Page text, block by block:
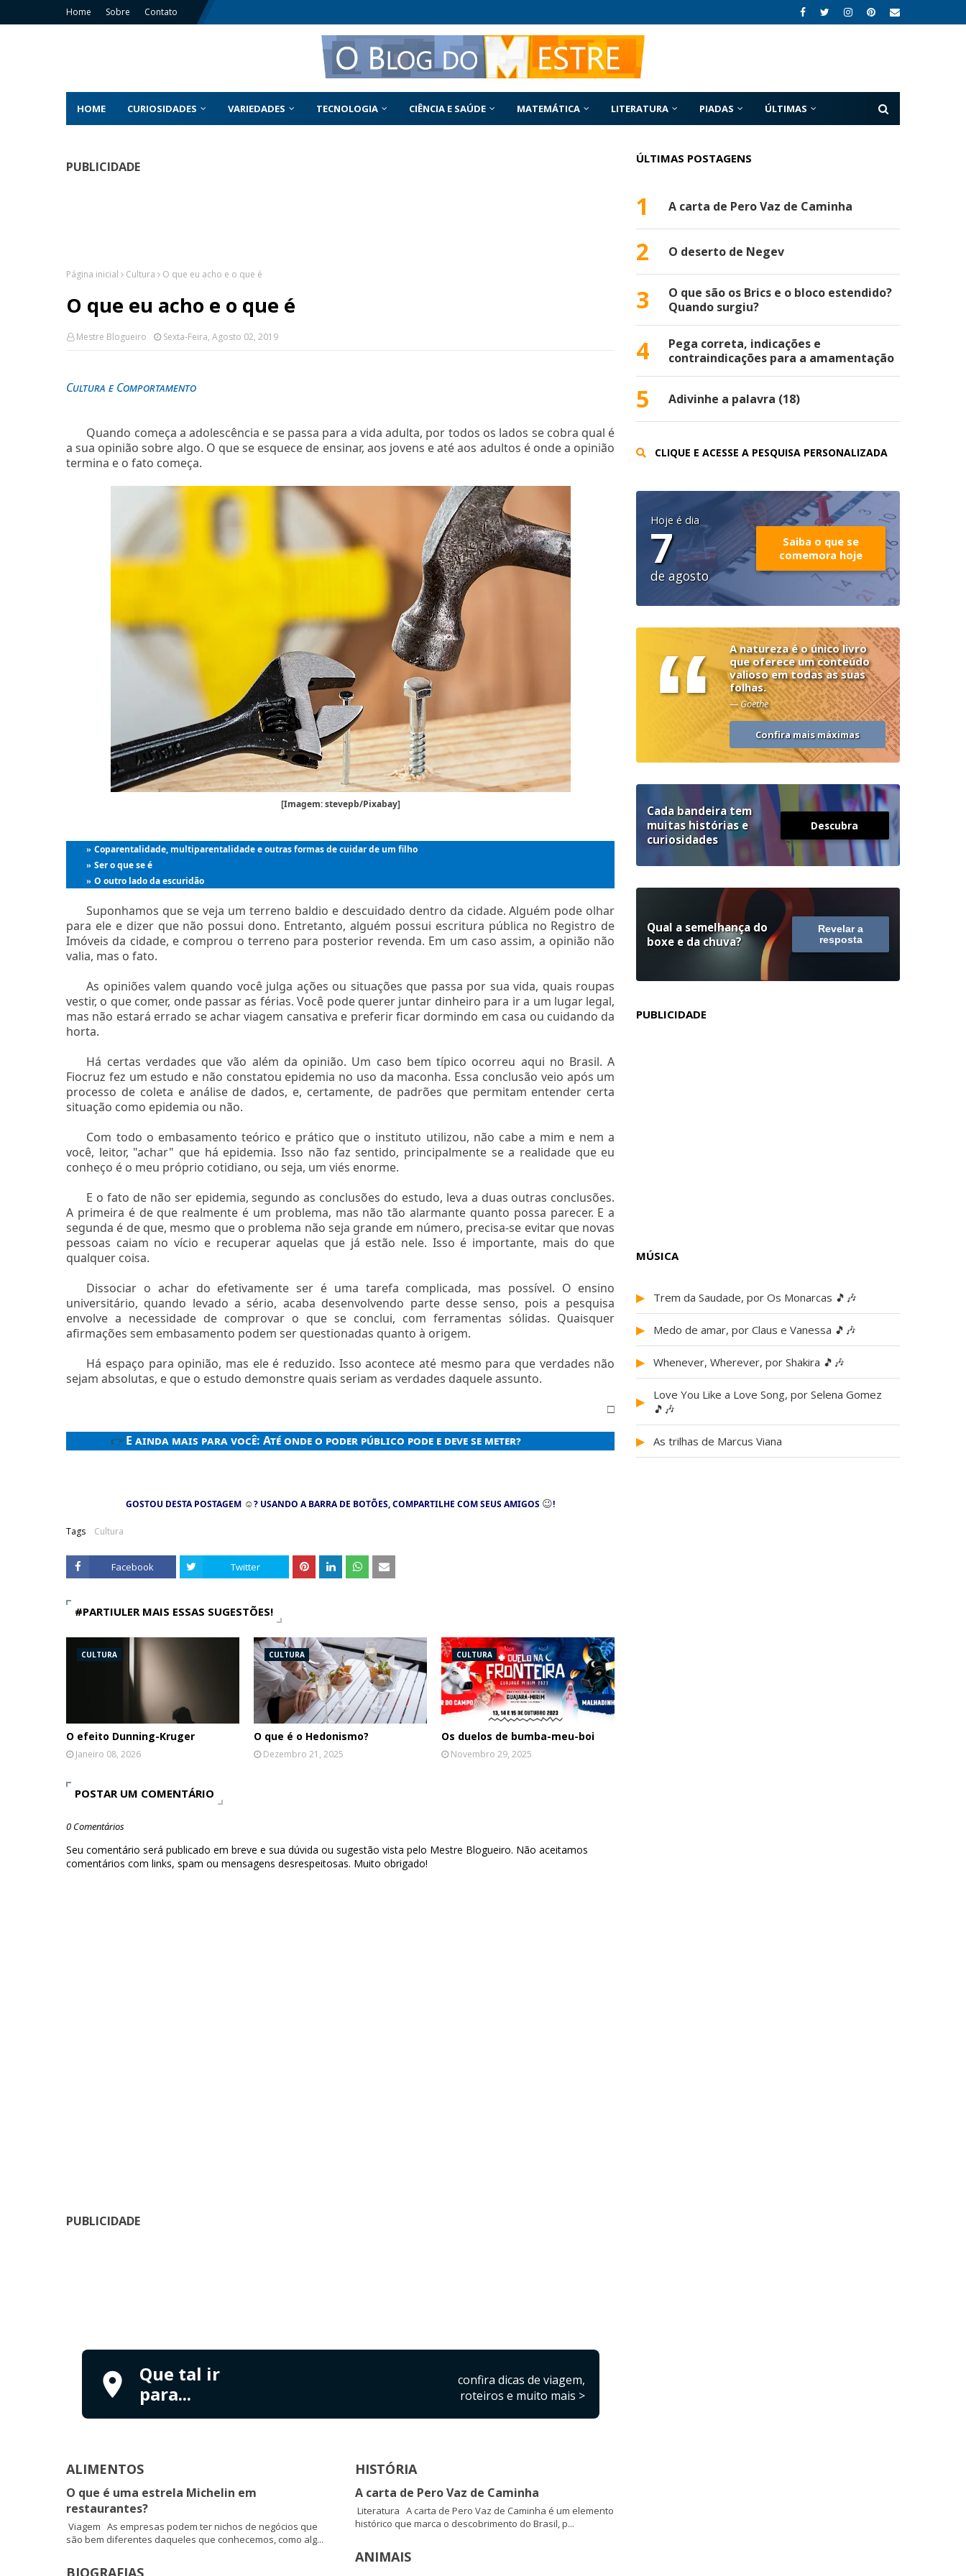
Home Sobre Contato
HOME CURIOSIDADES VARIEDADES TECNOLOGIA CIÊNCIA E SAÚDE MATEMÁTICA LITERATURA PIADAS ÚLTIMAS
PUBLICIDADE
Página inicial Cultura O que eu acho e o que é
O que eu acho e o que é
Mestre Blogueiro Sexta-Feira, Agosto 02, 2019
Cultura e Comportamento
Quando começa a adolescência e se passa para a vida adulta, por todos os lados se cobra qual é
a sua opinião sobre algo. O que se esquece de ensinar, aos jovens e até aos adultos é onde a opinião
termina e o fato começa.
[Imagem: stevepb/Pixabay]
» Coparentalidade, multiparentalidade e outras formas de cuidar de um filho
» Ser o que se é
» O outro lado da escuridão
Suponhamos que se veja um terreno baldio e descuidado dentro da cidade. Alguém pode olhar
para ele e dizer que não possui dono. Entretanto, alguém possui escritura pública no Registro de
Imóveis da cidade, e comprou o terreno para posterior revenda. Em um caso assim, a opinião não
valia, mas o fato.
As opiniões valem quando você julga ações ou situações que passa por sua vida, quais roupas
vestir, o que comer, onde passar as férias. Você pode querer juntar dinheiro para ir a um lugar legal,
mas não estará errado se achar viagem cansativa e preferir ficar dormindo em casa ou cuidando da
horta.
Há certas verdades que vão além da opinião. Um caso bem típico ocorreu aqui no Brasil. A
Fiocruz fez um estudo e não constatou epidemia no uso da maconha. Essa conclusão veio após um
processo de coleta e análise de dados, e, certamente, de padrões que permitam entender certa
situação como epidemia ou não.
Com todo o embasamento teórico e prático que o instituto utilizou, não cabe a mim e nem a
você, leitor, "achar" que há epidemia. Isso não faz sentido, principalmente se a realidade que eu
conheço é o meu próprio cotidiano, ou seja, um viés enorme.
E o fato de não ser epidemia, segundo as conclusões do estudo, leva a duas outras conclusões.
A primeira é de que realmente é um problema, mas não tão alarmante quanto possa parecer. E a
segunda é de que, mesmo que o problema não seja grande em número, precisa-se evitar que novas
pessoas caiam no vício e recuperar aquelas que já estão nele. Isso é importante, mais do que
qualquer coisa.
Dissociar o achar do efetivamente ser é uma tarefa complicada, mas possível. O ensino
universitário, quando levado a sério, acaba desenvolvendo parte desse senso, pois a pesquisa
envolve a necessidade de comprovar o que se conclui, com ferramentas sólidas. Quaisquer
afirmações sem embasamento podem ser questionadas quanto à origem.
Há espaço para opinião, mas ele é reduzido. Isso acontece até mesmo para que verdades não
sejam absolutas, e que o estudo demonstre quais seriam as verdades daquele assunto.
□
👉E ainda mais para você: Até onde o poder público pode e deve se meter?
GOSTOU DESTA POSTAGEM ☺? USANDO A BARRA DE BOTÕES, COMPARTILHE COM SEUS AMIGOS 😉!
Tags Cultura
Facebook Twitter
#PARTIULER MAIS ESSAS SUGESTÕES!
CULTURA
O efeito Dunning-Kruger
Janeiro 08, 2026
CULTURA
O que é o Hedonismo?
Dezembro 21, 2025
CULTURA
Os duelos de bumba-meu-boi
Novembro 29, 2025
POSTAR UM COMENTÁRIO
0 Comentários
Seu comentário será publicado em breve e sua dúvida ou sugestão vista pelo Mestre Blogueiro. Não aceitamos
comentários com links, spam ou mensagens desrespeitosas. Muito obrigado!
PUBLICIDADE
Que tal ir
para...
confira dicas de viagem,
roteiros e muito mais >
ALIMENTOS
O que é uma estrela Michelin em
restaurantes?
Viagem As empresas podem ter nichos de negócios que
são bem diferentes daqueles que conhecemos, como alg...
HISTÓRIA
A carta de Pero Vaz de Caminha
Literatura A carta de Pero Vaz de Caminha é um elemento
histórico que marca o descobrimento do Brasil, p...
ANIMAIS
ÚLTIMAS POSTAGENS
1 A carta de Pero Vaz de Caminha
2 O deserto de Negev
3
O que são os Brics e o bloco estendido?
Quando surgiu?
4
Pega correta, indicações e
contraindicações para a amamentação
5 Adivinhe a palavra (18)
CLIQUE E ACESSE A PESQUISA PERSONALIZADA
Hoje é dia
7
de agosto
Saiba o que se
comemora hoje
“
A natureza é o único livro
que oferece um conteúdo
valioso em todas as suas
folhas.
— Goethe
Confira mais máximas
Cada bandeira tem
muitas histórias e
curiosidades
Descubra
Qual a semelhança do
boxe e da chuva?
Revelar a
resposta
PUBLICIDADE
MÚSICA
▶ Trem da Saudade, por Os Monarcas 🎵🎶
▶ Medo de amar, por Claus e Vanessa 🎵🎶
▶ Whenever, Wherever, por Shakira 🎵🎶
▶
Love You Like a Love Song, por Selena Gomez
🎵🎶
▶ As trilhas de Marcus Viana